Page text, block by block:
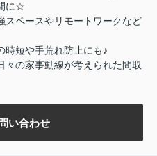
に☆
スペースやリモートワークなど
時短や手荒れ防止にも♪
々の家事動線が考えられた間取
い合わせ